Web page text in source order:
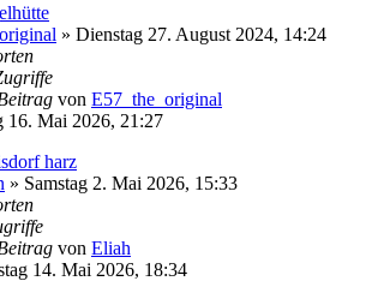
» Dienstag 27. August 2024, 14:24
von E57_the_original
16. Mai 2026, 21:27
harz
» Samstag 2. Mai 2026, 15:33
von Eliah
14. Mai 2026, 18:34